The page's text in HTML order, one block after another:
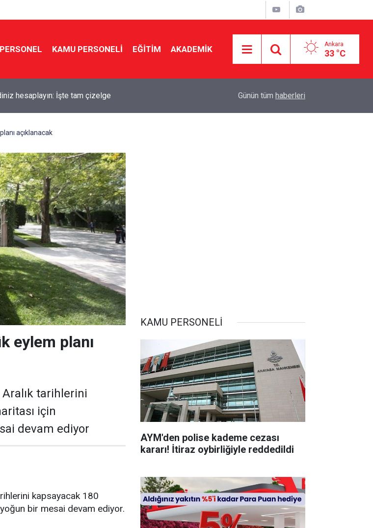
KAMU PERSONELİ EĞİTİM AKADEMİK Ankara
33 °C
uyarısı: "Eski soru bankaları artık yok" Seçmeli ders düzenlemesi yargıya taşındı!
Günün tüm haberleri
açıklanacak
eylem planı
tarihlerini
için
devam ediyor
kapsayacak 180
bir mesai devam ediyor.
KAMU PERSONELİ
AYM'den polise kademe cezası
kararı! İtiraz oybirliğiyle reddedildi